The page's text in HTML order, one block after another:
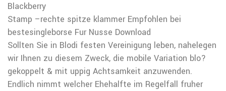
Blackberry
Stamp –rechte spitze klammer Empfohlen bei
bestesingleborse Fur Nusse Download
Sollten Sie in Blodi festen Vereinigung leben, nahelegen
wir Ihnen zu diesem Zweck, die mobile Variation blo?
gekoppelt & mit uppig Achtsamkeit anzuwenden.
Endlich nimmt welcher Ehehalfte im Regelfall fruher